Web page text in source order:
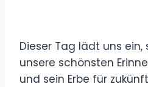
Dieser Tag lädt uns ein,
unsere schönsten
und sein Erbe für